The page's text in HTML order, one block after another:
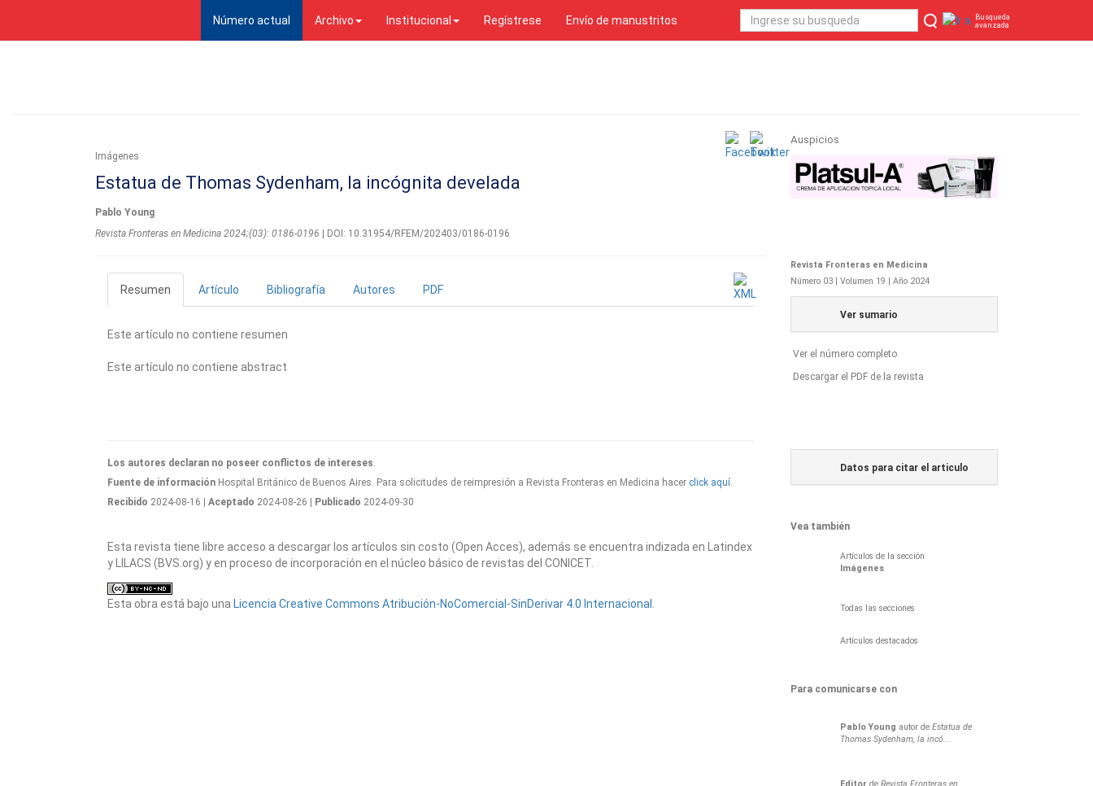
Número actual (current)
Archivo Institucional Regístrese Envío de manustritos
Busqueda
avanzada
Imágenes
Estatua de Thomas Sydenham, la incógnita develada
Pablo Young
Revista Fronteras en Medicina 2024;(03): 0186-0196 | DOI: 10.31954/RFEM/202403/0186-0196
Resumen Artículo Bibliografía Autores PDF
Este artículo no contiene resumen
Este artículo no contiene abstract
Los autores declaran no poseer conflictos de intereses.
Fuente de información Hospital Británico de Buenos Aires. Para solicitudes de reimpresión a Revista Fronteras en Medicina hacer click aquí.
Recibido 2024-08-16 | Aceptado 2024-08-26 | Publicado 2024-09-30
Esta revista tiene libre acceso a descargar los artículos sin costo (Open Acces), además se encuentra indizada en Latindex
y LILACS (BVS.org) y en proceso de incorporación en el núcleo básico de revistas del CONICET.
Esta obra está bajo una Licencia Creative Commons Atribución-NoComercial-SinDerivar 4.0 Internacional
Auspicios
Revista Fronteras en Medicina
Número 03 | Volumen 19 | Año 2024
Ver sumario
Ver el número completo
Descargar el PDF de la revista
Datos para citar el articulo
Vea también
Artículos de la sección
Imágenes
Todas las secciones
Artículos destacados
Para comunicarse con
PabloYoung autor de Estatua de
Thomas Sydenham, la incó...